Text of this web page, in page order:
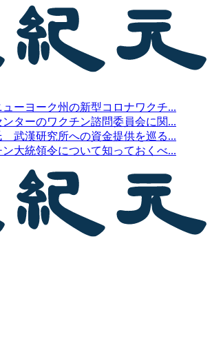
ーヨーク州の新型コロナワクチ...
ターのワクチン諮問委員会に関...
武漢研究所への資金提供を巡る...
大統領令について知っておくべ...